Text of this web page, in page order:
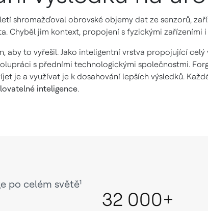
shromažďoval obrovské objemy dat ze senzorů,
Chyběl jim kontext, propojení s fyzickými
aby to vyřešil. Jako inteligentní vrstva propojující
s předními technologickými společnostmi.
je a využívat je k dosahování lepších výsledků.
inteligence.
po celém světě¹
32 000+